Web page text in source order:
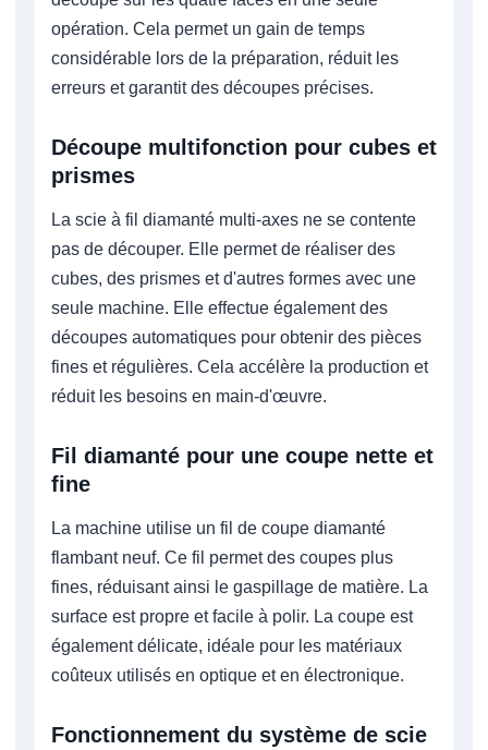
opération. Cela permet un gain de temps
considérable lors de la préparation, réduit les
erreurs et garantit des découpes précises.
Découpe multifonction pour cubes et
prismes
La scie à fil diamanté multi-axes ne se contente
pas de découper. Elle permet de réaliser des
cubes, des prismes et d'autres formes avec une
seule machine. Elle effectue également des
découpes automatiques pour obtenir des pièces
fines et régulières. Cela accélère la production et
réduit les besoins en main-d'œuvre.
Fil diamanté pour une coupe nette et
fine
La machine utilise un fil de coupe diamanté
flambant neuf. Ce fil permet des coupes plus
fines, réduisant ainsi le gaspillage de matière. La
surface est propre et facile à polir. La coupe est
également délicate, idéale pour les matériaux
coûteux utilisés en optique et en électronique.
Fonctionnement du système de scie